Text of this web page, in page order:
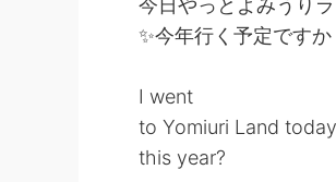
今日やっとよみうり
✨今年行く予定ですか
I went
to Yomiuri Land
this year?